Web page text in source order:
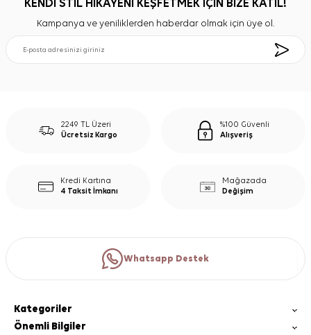
KENDİ STİL HİKAYENİ KEŞFETMEK İÇİN BİZE KATIL!
Kampanya ve yeniliklerden haberdar olmak için üye ol.
2249 TL Üzeri
Ücretsiz Kargo
%100 Güvenli
Alışveriş
Kredi Kartına
4 Taksit İmkanı
Mağazada
Değişim
Whatsapp Destek
Kategoriler
Önemli Bilgiler